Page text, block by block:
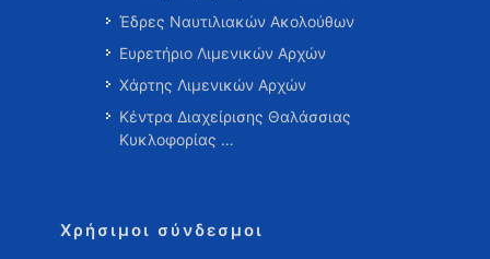
Έδρες Ναυτιλιακών Ακολούθων
Ευρετήριο Λιμενικών Αρχών
Χάρτης Λιμενικών Αρχών
Κέντρα Διαχείρισης Θαλάσσιας
Κυκλοφορίας …
Χρήσιμοι σύνδεσμοι